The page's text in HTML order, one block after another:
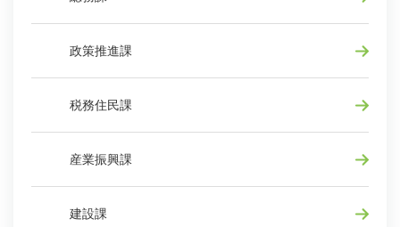
政策推進課
税務住民課
産業振興課
建設課